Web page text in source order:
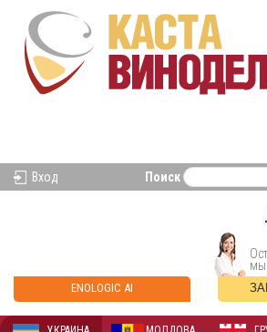
Вход Поиск
ENOLOGIC AI
мы